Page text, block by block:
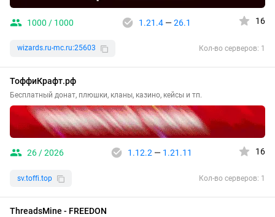
1000 / 1000 1.21.4— 26.1 16
wizards.ru-mc.ru:25603 Кол-во серверов: 1
ТоффиКрафт.рф
Бесплатный донат, плюшки, кланы, казино, кейсы и тп.
26 / 2026 1.12.2— 1.21.11 16
sv.toffi.top Кол-во серверов: 1
ThreadsMine - FREEDON